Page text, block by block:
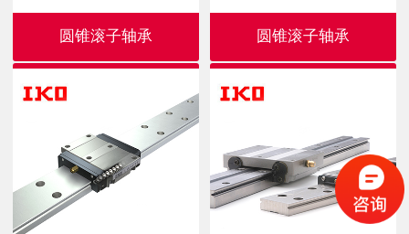
圆锥滚子轴承 圆锥滚子轴承